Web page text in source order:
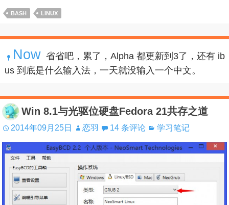
BASH LINUX
Now 省省吧，累了，Alpha 都更新到3了，还有 ib
us 到底是什么输入法，一天就没输入一个中文。
Win 8.1与光驱位硬盘Fedora 21共存之道
2014年09月25日 恋羽 14 条评论 学习笔记